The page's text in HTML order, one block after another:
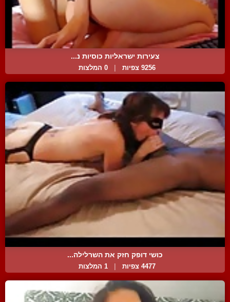
צעירות ישראליות כוסיות נ...
9256 צפיות 0 המלצות
כושי דופק חזק את השרלילה...
4477 צפיות | 1 המלצות